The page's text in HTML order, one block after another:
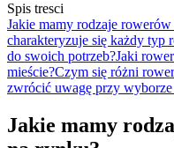
Spis tresci
Jakie mamy rodzaje
charakteryzuje się każdy typ
do swoich potrzeb?Jaki
mieście?Czym się różni
zwrócić uwagę przy
Jakie mamy